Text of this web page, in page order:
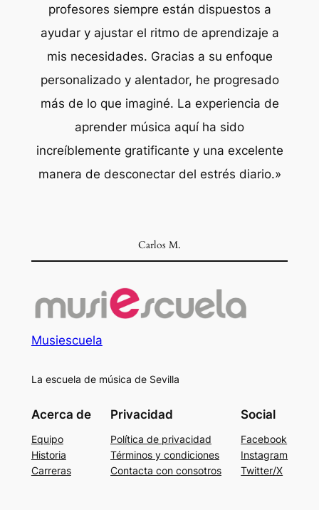
profesores siempre están dispuestos a
ayudar y ajustar el ritmo de aprendizaje a
mis necesidades. Gracias a su enfoque
personalizado y alentador, he progresado
más de lo que imaginé. La experiencia de
aprender música aquí ha sido
increíblemente gratificante y una excelente
manera de desconectar del estrés diario.»
Carlos M.
Musiescuela
La escuela de música de Sevilla
Acerca de
Equipo
Historia
Carreras
Privacidad
Política de privacidad
Términos y condiciones
Contacta con consotros
Social
Facebook
Instagram
Twitter/X